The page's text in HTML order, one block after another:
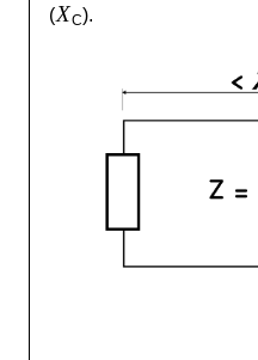
(XC).